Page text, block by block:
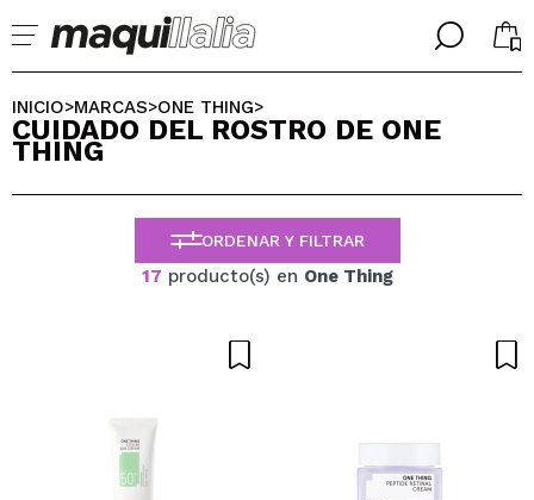
╳
Ya soy #maquilover, tengo cuenta
BIENVENIDX!
╳
SELECCIONA TU IDIOMA
ENGLISH
FRANCES
ALEMAN
ITALIANO
INICIO>MARCAS>ONE THING>
CUIDADO DEL ROSTRO DE ONE
THING
ORDENAR Y FILTRAR
17 producto(s) en One Thing